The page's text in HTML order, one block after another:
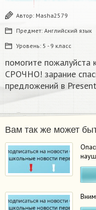
Автор: Masha2579
Предмет: Английский язык
Уровень: 5 - 9 класс
помогите пожалуйста
СРОЧНО! зарание
предложений в
Вам так же может